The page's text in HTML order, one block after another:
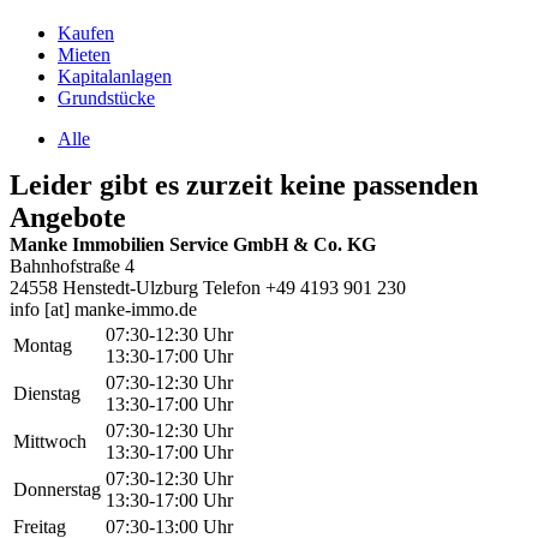
Kaufen
Mieten
Kapitalanlagen
Grundstücke
Alle
Leider gibt es zurzeit keine passenden
Angebote
Manke Immobilien Service GmbH & Co. KG
Bahnhofstraße 4
24558 Henstedt-Ulzburg Telefon +49 4193 901 230
info [at] manke-immo.de
Montag
07:30-12:30 Uhr
13:30-17:00 Uhr
Dienstag
07:30-12:30 Uhr
13:30-17:00 Uhr
Mittwoch
07:30-12:30 Uhr
13:30-17:00 Uhr
Donnerstag
07:30-12:30 Uhr
13:30-17:00 Uhr
Freitag
07:30-13:00 Uhr